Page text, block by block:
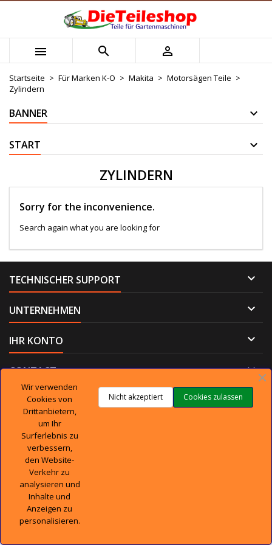
  
Startseite Für Marken K-O Makita
Motorsägen Teile
Zylindern
BANNER
START
ZYLINDERN
Sorry for the inconvenience.
Search again what you are looking for
TECHNISCHER SUPPORT 
UNTERNEHMEN 
IHR KONTO 
CONTACT 
Mijn verlanglijst
add_circle_outline Maak nieuwe lijst
((modalTitle))
((confirmMessage))
Wunschliste erstellen
Name der Wunschliste
Anmelden
Sie müssen angemeldet sein, um Artikel Ihrer
Wunschliste hinzufügen zu können.
© Copyright 2026 DieTeileshop. All Rights Reserved.
Wir verwenden
Cookies von
Drittanbietern,
um Ihr
Surferlebnis zu
verbessern,
den Website-
Verkehr zu
analysieren und
Inhalte und
Anzeigen zu
personalisieren.
Cookies zulassen
Nicht akzeptiert